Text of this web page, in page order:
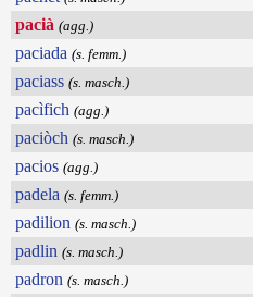
pacià (agg.)
paciada (s. femm.)
paciass (s. masch.)
pacìfich (agg.)
paciòch (s. masch.)
pacios (agg.)
padela (s. femm.)
padilion (s. masch.)
padlin (s. masch.)
padron (s. masch.)